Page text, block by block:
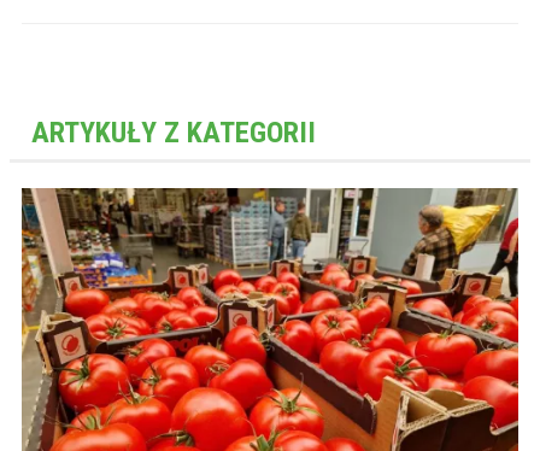
ARTYKUŁY Z KATEGORII